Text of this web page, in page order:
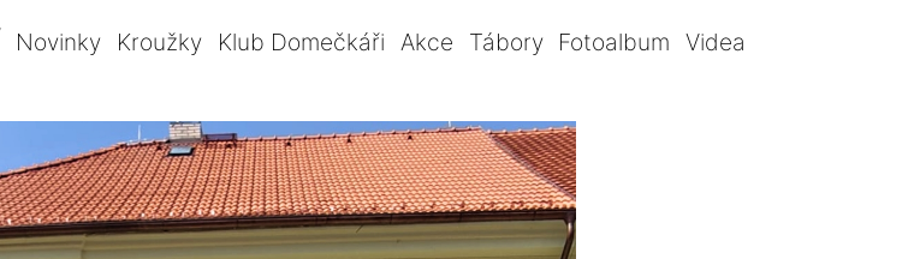
Novinky Kroužky Klub Domečkáři Akce Tábory Fotoalbum Videa